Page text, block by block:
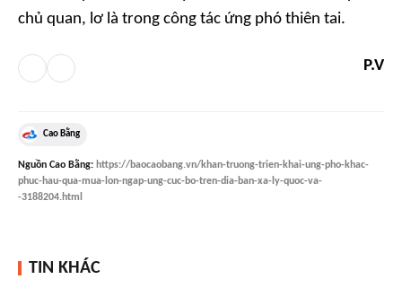
chủ quan, lơ là trong công tác ứng phó thiên tai.
P.V
Cao Bằng
Nguồn Cao Bằng: https://baocaobang.vn/khan-truong-trien-khai-ung-pho-khac-
phuc-hau-qua-mua-lon-ngap-ung-cuc-bo-tren-dia-ban-xa-ly-quoc-va-
-3188204.html
TIN KHÁC